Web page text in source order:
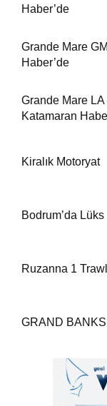
Haber’de
Grande Mare
Haber’de
Grande Mare
Katamaran
Kiralık Motoryat
Bodrum’da
Ruzanna 1
GRAND